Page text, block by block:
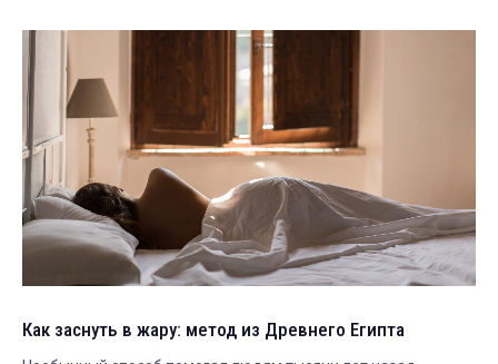
Как заснуть в жару: метод из Древнего Египта